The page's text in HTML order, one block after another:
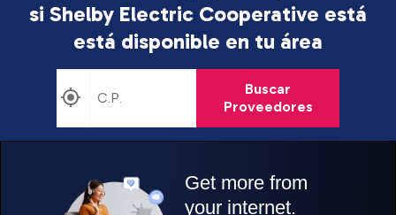
si Shelby Electric Cooperative está
está disponible en tu área
Buscar
Proveedores